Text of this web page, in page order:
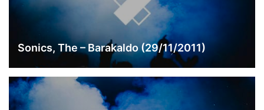
Sonics, The – Barakaldo (29/11/2011)